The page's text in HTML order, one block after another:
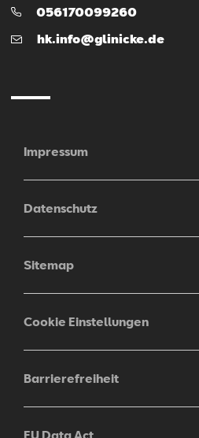
Telefon:
056170099260
E-
hk.info@glinicke.de
Impressum
Datenschutz
Sitemap
Cookie Einstellungen
Barrierefreiheit
EU Data Act